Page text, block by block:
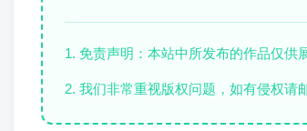
1. 免责声明：本站中所发布的作品仅供
2. 我们非常重视版权问题，如有侵权请